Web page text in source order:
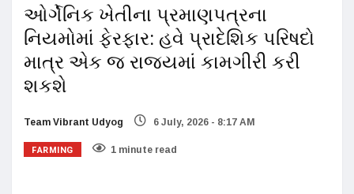
ઓર્ગેનિક ખેતીના પ્રમાણપત્રના
નિયમોમાં ફેરફાર: હવે પ્રાદેશિક પરિષદો
માત્ર એક જ રાજ્યમાં કામગીરી કરી
શકશે
Team Vibrant Udyog 6 July, 2026 - 8:17 AM
FARMING 1 minute read